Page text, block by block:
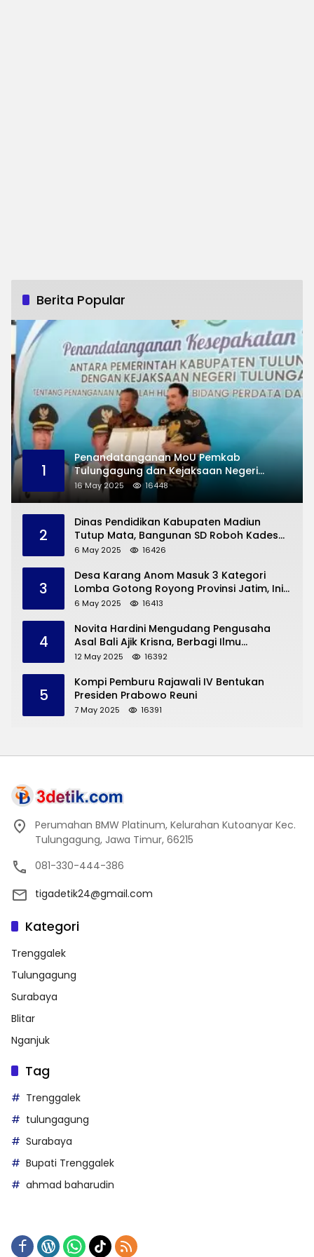
Berita Popular
1
Penandatanganan MoU Pemkab
Tulungagung dan Kejaksaan Negeri
Permasalahan Hukum
16 May 2025 16448
2
Dinas Pendidikan Kabupaten Madiun
Tutup Mata, Bangunan SD Roboh Kades
Dermorejo Bangun Pakai Dana Pribadi
6 May 2025 16426
3
Desa Karang Anom Masuk 3 Kategori
Lomba Gotong Royong Provinsi Jatim, Ini
yang Disampaikan Sekda Trenggalek
6 May 2025 16413
4
Novita Hardini Mengudang Pengusaha
Asal Bali Ajik Krisna, Berbagi Ilmu
Pengembangan Pariwisata dan UMKM
12 May 2025 16392
5
Kompi Pemburu Rajawali IV Bentukan
Presiden Prabowo Reuni
7 May 2025 16391
Perumahan BMW Platinum, Kelurahan Kutoanyar Kec.
Tulungagung, Jawa Timur, 66215
081-330-444-386
tigadetik24@gmail.com
Kategori
Trenggalek
Tulungagung
Surabaya
Blitar
Nganjuk
Tag
Trenggalek
tulungagung
Surabaya
Bupati Trenggalek
ahmad baharudin